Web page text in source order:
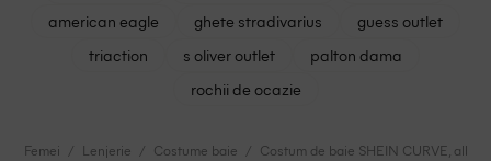
american eagle
ghete stradivarius
guess outlet
triaction
s oliver outlet
palton dama
rochii de ocazie
Femei Lenjerie Costume baie Costum de baie SHEIN CURVE,